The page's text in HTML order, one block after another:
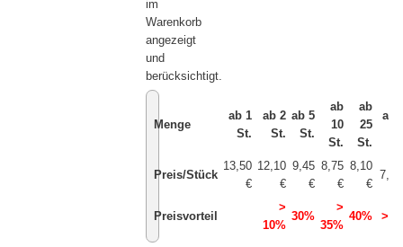
im
Warenkorb
angezeigt
und
berücksichtigt.
Menge
ab 1
St.
ab 2
St.
ab 5
St.
ab
10
St.
ab
25
St.
ab
Preis/Stück
13,50
€
12,10
€
9,45
€
8,75
€
8,10
€
Preisvorteil
>
10%
30%
>
35%
40%